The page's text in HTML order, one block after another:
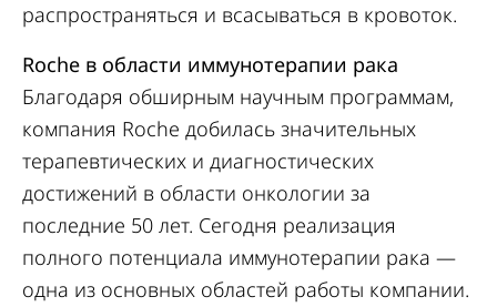
распространяться и всасываться в кровоток.
Roche в области иммунотерапии рака
Благодаря обширным научным программам,
компания Roche добилась значительных
терапевтических и диагностических
достижений в области онкологии за
последние 50 лет. Сегодня реализация
полного потенциала иммунотерапии рака —
одна из основных областей работы компании.